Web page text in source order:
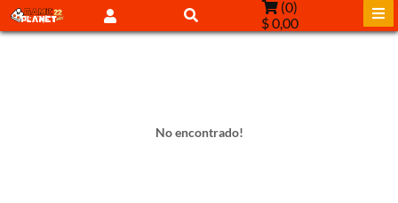
(0)
$ 0,00
No encontrado!